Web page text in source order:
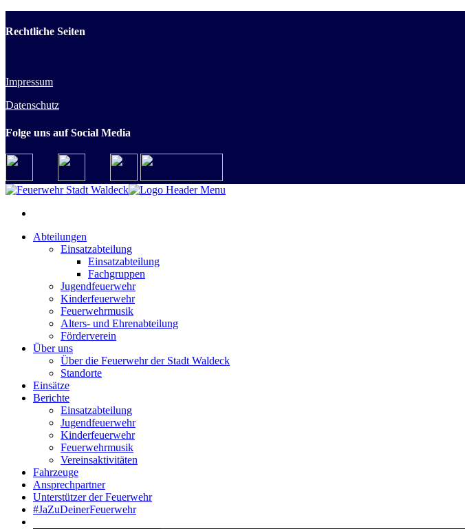
Rechtliche Seiten
Impressum
Datenschutz
Folge uns auf Social Media
Abteilungen
Einsatzabteilung
Einsatzabteilung
Fachgruppen
Jugendfeuerwehr
Kinderfeuerwehr
Feuerwehrmusik
Alters- und Ehrenabteilung
Förderverein
Über uns
Über die Feuerwehr der Stadt Waldeck
Standorte
Einsätze
Berichte
Einsatzabteilung
Jugendfeuerwehr
Kinderfeuerwehr
Feuerwehrmusik
Vereinsaktivitäten
Fahrzeuge
Ansprechpartner
Unterstützer der Feuerwehr
#JaZuDeinerFeuerwehr